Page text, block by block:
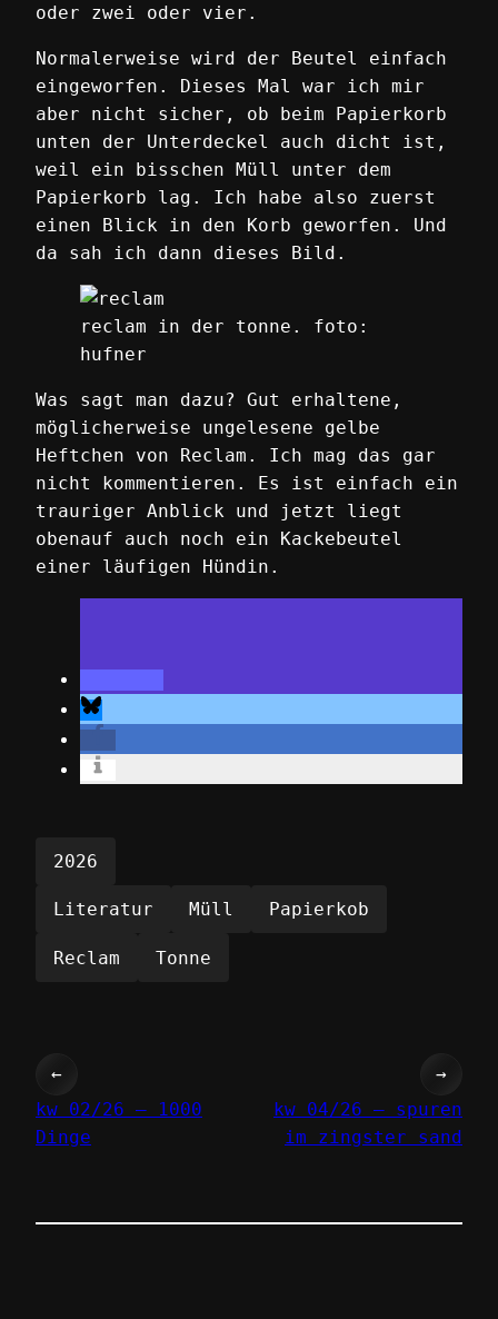
oder zwei oder vier.
Normalerweise wird der Beutel einfach
eingeworfen. Dieses Mal war ich mir
aber nicht sicher, ob beim Papierkorb
unten der Unterdeckel auch dicht ist,
weil ein bisschen Müll unter dem
Papierkorb lag. Ich habe also zuerst
einen Blick in den Korb geworfen. Und
da sah ich dann dieses Bild.
reclam in der tonne. foto:
hufner
Was sagt man dazu? Gut erhaltene,
möglicherweise ungelesene gelbe
Heftchen von Reclam. Ich mag das gar
nicht kommentieren. Es ist einfach ein
trauriger Anblick und jetzt liegt
obenauf auch noch ein Kackebeutel
einer läufigen Hündin.
2026
Literatur Müll Papierkob
Reclam Tonne
←
kw 02/26 – 1000
Dinge
kw 04/26 – spuren
im zingster sand
→